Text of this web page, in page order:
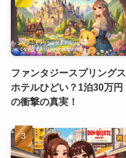
ファンタジースプリングス
ホテルひどい？1泊30万円
の衝撃の真実！